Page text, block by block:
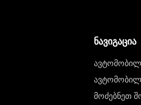
ნავიგაცია
მოძებნეთ